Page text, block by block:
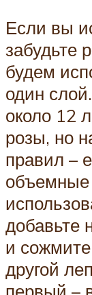
Если вы
забудьте
будем
один
около 12
розы, но
правил –
объемные
добавьте
и
другой